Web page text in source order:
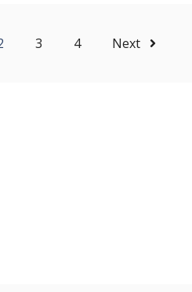
3 4 Next